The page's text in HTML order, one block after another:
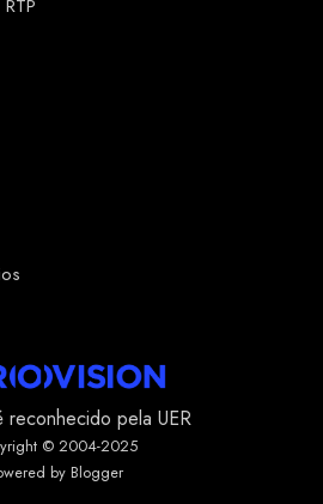
reconhecido pela UER
© 2004-2025
by Blogger